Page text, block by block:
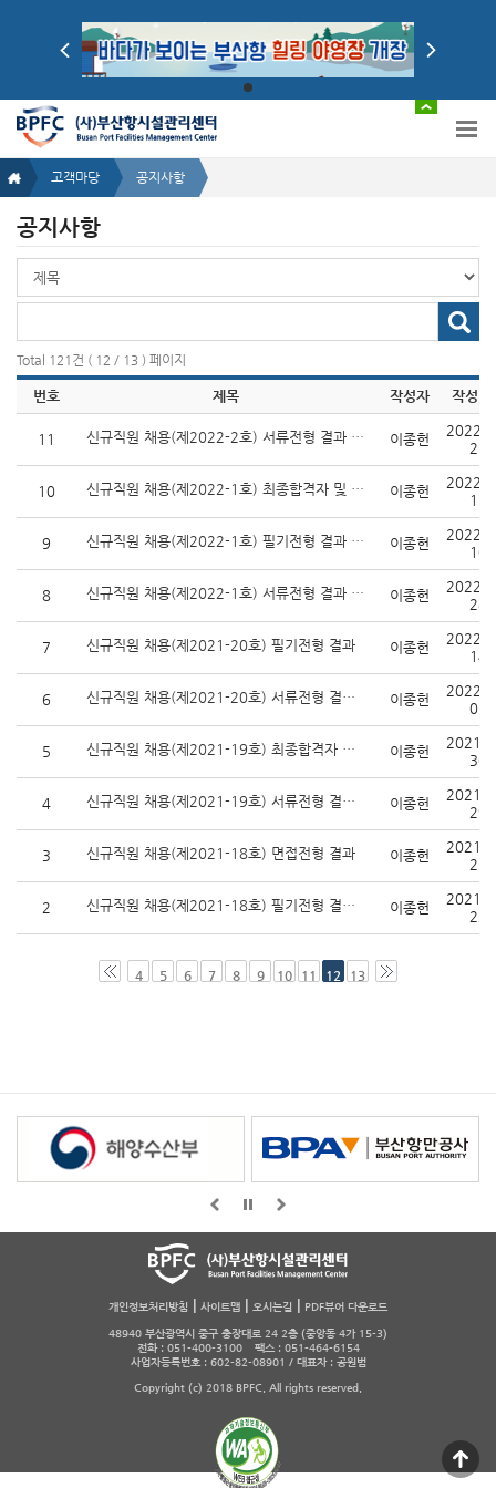
고객마당 공지사항
공지사항
사
글
검
색
사
항
글
색
Total 121건 ( 12 / 13 ) 페이지
번호 제목 작성자 작성일
11 신규직원 채용(제2022-2호) 서류전형 결과 및 면접전형 계획 이종헌
2022-
25
10 신규직원 채용(제2022-1호) 최종합격자 및 예비합격자 발표 이종헌
2022-
11
9 신규직원 채용(제2022-1호) 필기전형 결과 및 면접전형 계획 이종헌
2022-
10
8 신규직원 채용(제2022-1호) 서류전형 결과 및 필기전형 계획 이종헌
2022-
28
7 신규직원 채용(제2021-20호) 필기전형 결과 이종헌
2022-
14
6 신규직원 채용(제2021-20호) 서류전형 결과 및 필기전형 계획 이종헌
2022-
07
5 신규직원 채용(제2021-19호) 최종합격자 및 예비합격자 발표 이종헌
2021-
30
4 신규직원 채용(제2021-19호) 서류전형 결과 및 면접전형 계획 이종헌
2021-
29
3 신규직원 채용(제2021-18호) 면접전형 결과 이종헌
2021-
23
2 신규직원 채용(제2021-18호) 필기전형 결과 및 면접전형 계획 이종헌
2021-
22
4 5 6 7 8 9 10 11 12 13
개인정보처리방침 사이트맵 오시는길 PDF뷰어 다운로드
48940 부산광역시 중구 충장대로 24 2층 (중앙동 4가 15-3)
전화 : 051-400-3100 팩스 : 051-464-6154
사업자등록번호 : 602-82-08901 / 대표자 : 공원범
Copyright (c) 2018 BPFC. All rights reserved.